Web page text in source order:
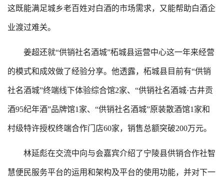
这既能满足城乡老百姓对白酒的市场需求，又能帮助白酒企
业渡过难关。
姜超还就“供销社名酒城”柘城县运营中心这一年来经营
的模式和成效做了经验分享。他透露，柘城县目前有“供销
社名酒城”终端线下体验综合馆2家、“供销社名酒城·古井贡
酒95纪年酒”品牌馆1家、“供销社名酒城”原装散酒馆1家和
村级特许授权终端合作门店60家，销售总额突破200万元。
林延彪在交流中向与会嘉宾介绍了宁陵县供销合作社智
慧便民服务平台的运用和架构及平台的使用功能，并对下一